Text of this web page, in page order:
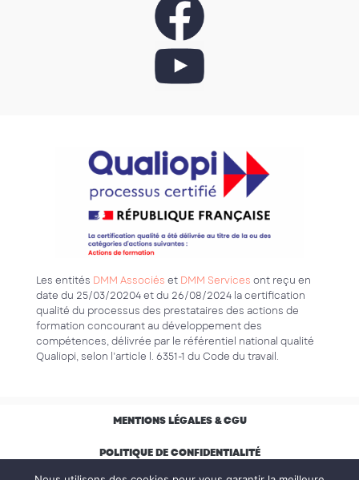
Les entités DMM Associés et DMM Services ont reçu en
date du 25/03/20204 et du 26/08/2024 la certification
qualité du processus des prestataires des actions de
formation concourant au développement des
compétences, délivrée par le référentiel national qualité
Qualiopi, selon l’article l. 6351-1 du Code du travail.
MENTIONS LÉGALES & CGU
POLITIQUE DE CONFIDENTIALITÉ